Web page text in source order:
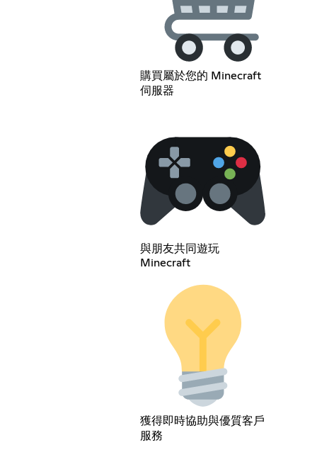
購買屬於您的 Minecraft
伺服器
與朋友共同遊玩
Minecraft
獲得即時協助與優質客戶
服務